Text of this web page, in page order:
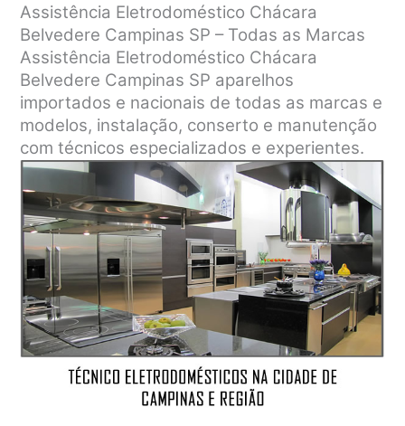
Assistência Eletrodoméstico Chácara
Belvedere Campinas SP – Todas as Marcas
Assistência Eletrodoméstico Chácara
Belvedere Campinas SP aparelhos
importados e nacionais de todas as marcas e
modelos, instalação, conserto e manutenção
com técnicos especializados e experientes.